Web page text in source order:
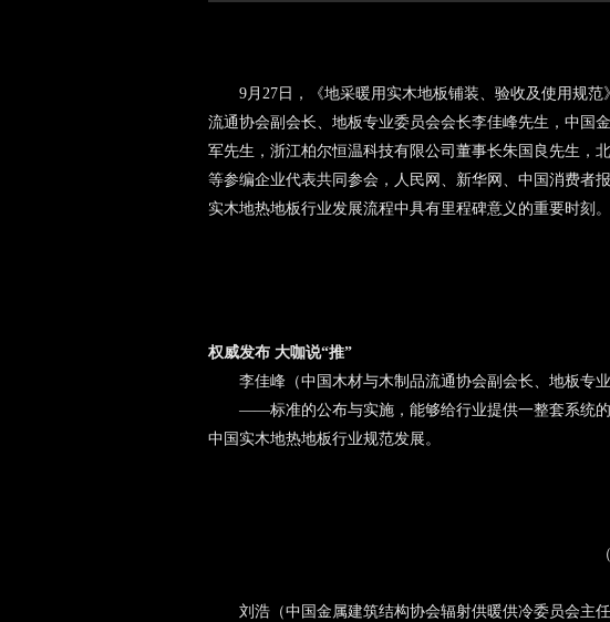
9月27日，《地采暖用实木地板铺装、验收及使用规
流通协会副会长、地板专业委员会会长李佳峰先生，中国
军先生，浙江柏尔恒温科技有限公司董事长朱国良先生，
等参编企业代表共同参会，人民网、新华网、中国消费者
实木地热地板行业发展流程中具有里程碑意义的重要时刻。
权威发布 大咖说“推”
李佳峰（中国木材与木制品流通协会副会长、地板专业
——标准的公布与实施，能够给行业提供一整套系统
中国实木地热地板行业规范发展。
刘浩（中国金属建筑结构协会辐射供暖供冷委员会主